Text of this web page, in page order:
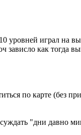
уровней играл на
как тогда
по карте (без
"дни давно